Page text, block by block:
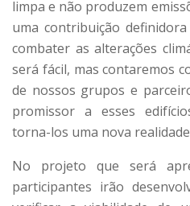
limpa e não produzem
uma contribuição
combater as alterações
será fácil, mas contaremos
de nossos grupos e
promissor a esses
torna-los uma nova
No projeto que será
participantes irão